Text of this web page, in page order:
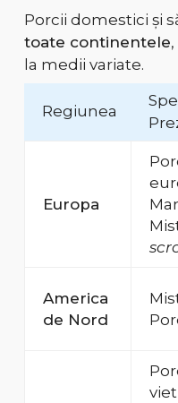
Porcii domestici și
toate continentele
la medii variate.
Regiunea
Europa
America
de Nord